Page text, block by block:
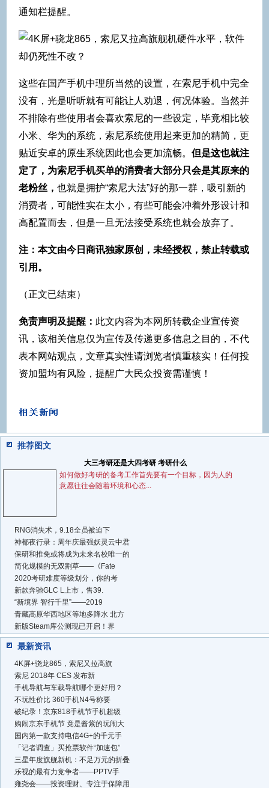
通知栏提醒。
这些在国产手机中理所当然的设置，在索尼手机中完全
没有，光是听听就有可能让人劝退，何况体验。当然并
不排除有些使用者会喜欢索尼的一些设定，毕竟相比较
小米、华为的系统，索尼系统使用起来更加的精简，更
贴近安卓的原生系统因此也会更加流畅。 但是这也就注
定了，为索尼手机买单的消费者大部分只会是其原来的
老粉丝， 也就是拥护“索尼大法”好的那一群，吸引新的
消费者，可能性实在太小，有些可能会冲着外形设计和
高配置而去，但是一旦无法接受系统也就会放弃了。
注：本文由今日商讯独家原创，未经授权，禁止转载或
引用。
（正文已结束）
免责声明及提醒： 此文内容为本网所转载企业宣传资
讯，该相关信息仅为宣传及传递更多信息之目的，不代
表本网站观点，文章真实性请浏览者慎重核实！任何投
资加盟均有风险，提醒广大民众投资需谨慎！
推荐图文
大三考研还是大四考研 考研什么
如何做好考研的备考工作首先要有一个目标，因为人的
意愿往往会随着环境和心态...
RNG消失术，9.18全员被迫下
神都夜行录：周年庆最强妖灵云中君
保研和推免或将成为未来名校唯一的
简化规模的无双割草——《Fate
2020考研难度等级划分，你的考
新款奔驰GLC L上市，售39.
“新境界 智行千里”——2019
青藏高原华西地区等地多降水 北方
新版Steam库公测现已开启！界
最新资讯
4K屏+骁龙865，索尼又拉高旗
索尼 2018年 CES 发布新
手机导航与车载导航哪个更好用？
不玩性价比 360手机N4号称要
破纪录！京东818手机节手机超级
购闹京东手机节 竟是酱紫的玩闹大
国内第一款支持电信4G+的千元手
「记者调查」买抢票软件“加速包”
三星年度旗舰新机：不足万元的折叠
乐视的最有力竞争者——PPTV手
雍尧会——投资理财、专注于保障用